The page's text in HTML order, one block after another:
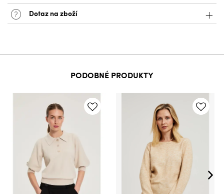
Dotaz na zboží
PODOBNÉ PRODUKTY